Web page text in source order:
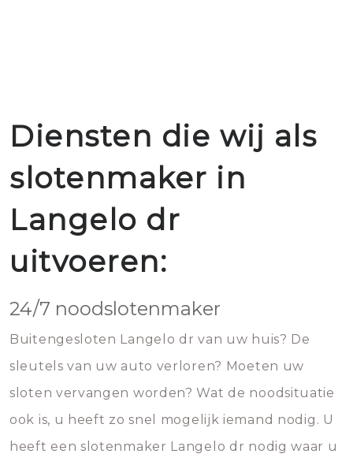
Diensten die wij als
slotenmaker in
Langelo dr
uitvoeren:
24/7 noodslotenmaker
Buitengesloten Langelo dr van uw huis? De
sleutels van uw auto verloren? Moeten uw
sloten vervangen worden? Wat de noodsituatie
ook is, u heeft zo snel mogelijk iemand nodig. U
heeft een slotenmaker Langelo dr nodig waar u